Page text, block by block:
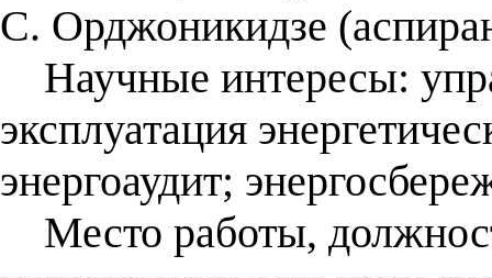
С. Орджоникидзе
Научные интересы:
эксплуатация
энергоаудит;
Место работы,